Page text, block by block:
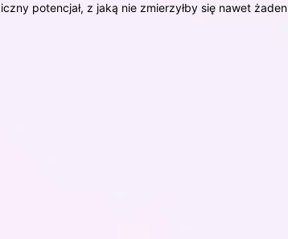
potencjał, z jaką nie zmierzyłby się nawet żaden